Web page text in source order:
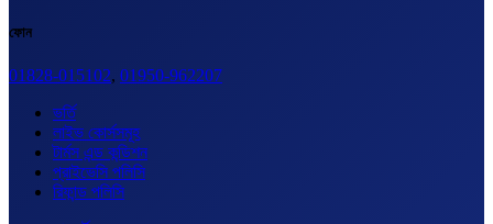
ফোন
01828-015102, 01950-962207
ভর্তি
লাইভ কোর্সসমূহ
টার্মস এন্ড কন্ডিশন
প্রাইভেসি পলিসি
রিফান্ড পলিসি